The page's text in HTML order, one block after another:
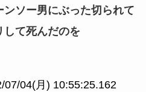
ソー男にぶった切られて
して死んだのを
07/04(月) 10:55:25.162